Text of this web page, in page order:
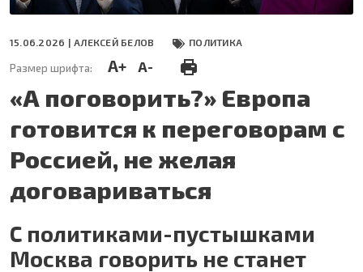
15.06.2026 |АЛЕКСЕЙ БЕЛОВ ПОЛИТИКА
Размер шрифта: A+ A-
«А поговорить?» Европа
готовится к переговорам с
Россией, не желая
договариваться
С политиками-пустышками
Москва говорить не станет